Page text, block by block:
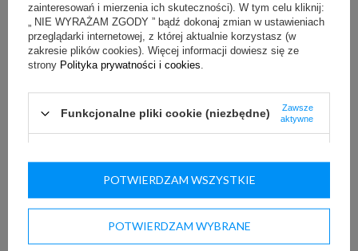
Regulamin sklepu
Polityka prywatności
Dostawa i płatność
Leasing dla firm
System ratalny
❗ Konfigurator on-line
Program lojalnościowy
zainteresowań i mierzenia ich skuteczności). W tym celu kliknij:
„ NIE WYRAŻAM ZGODY ” bądź dokonaj zmian w ustawieniach
przeglądarki internetowej, z której aktualnie korzystasz (w
zakresie plików cookies). Więcej informacji dowiesz się ze
strony Polityka prywatności i cookies
Funkcjonalne pliki cookie (niezbędne)
Zawsze
aktywne
POTWIERDZAM WYBRANE
POTWIERDZAM WSZYSTKIE